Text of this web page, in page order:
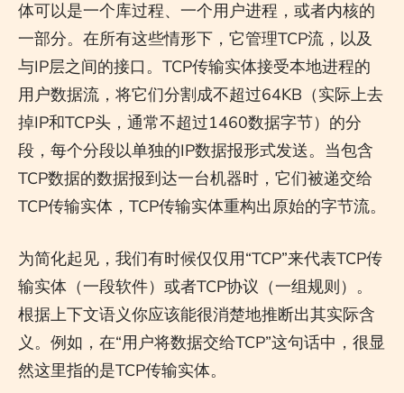
体可以是一个库过程、一个用户进程，或者内核的
一部分。在所有这些情形下，它管理TCP流，以及
与IP层之间的接口。TCP传输实体接受本地进程的
用户数据流，将它们分割成不超过64KB（实际上去
掉IP和TCP头，通常不超过1460数据字节）的分
段，每个分段以单独的IP数据报形式发送。当包含
TCP数据的数据报到达一台机器时，它们被递交给
TCP传输实体，TCP传输实体重构出原始的字节流。
为简化起见，我们有时候仅仅用“TCP”来代表TCP传
输实体（一段软件）或者TCP协议（一组规则）。
根据上下文语义你应该能很消楚地推断出其实际含
义。例如，在“用户将数据交给TCP”这句话中，很显
然这里指的是TCP传输实体。